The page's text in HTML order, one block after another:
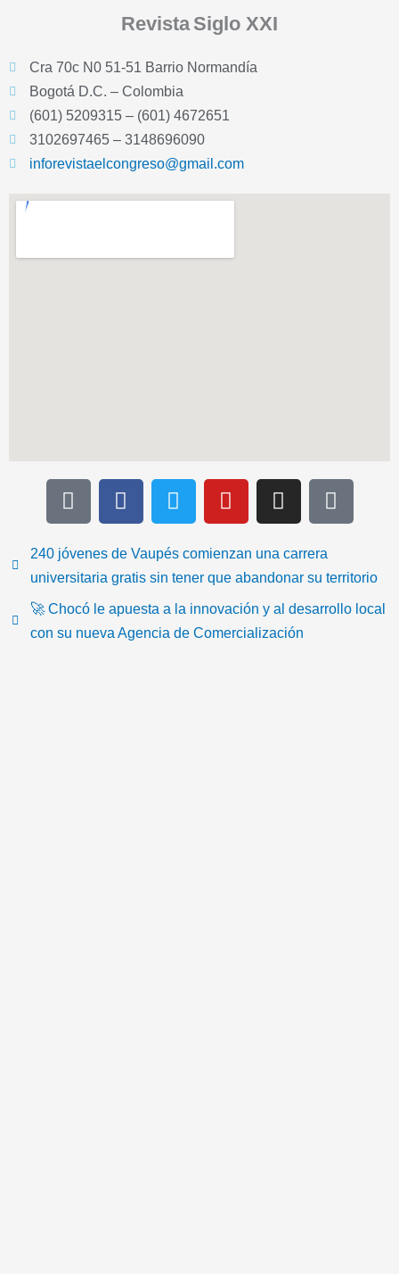
Revista Siglo XXI
Cra 70c N0 51-51 Barrio Normandía
Bogotá D.C. – Colombia
(601) 5209315 – (601) 4672651
3102697465 – 3148696090
inforevistaelcongreso@gmail.com
T
i
t
o
k
F
a
e
b
o
o
k
T
w
t
t
e
Y
o
t
u
b
I
n
t
a
g
a
I
c
-
e
240 jóvenes de Vaupés comienzan una carrera
universitaria gratis sin tener que abandonar su territorio
🚀 Chocó le apuesta a la innovación y al desarrollo local
con su nueva Agencia de Comercialización